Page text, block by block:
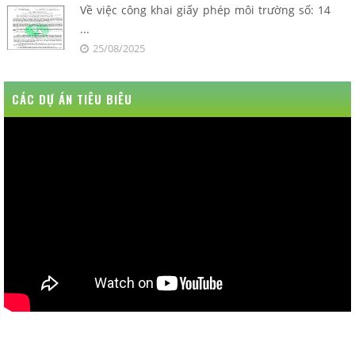
Về việc công khai giấy phép môi trường số: 14
...
25/08/2025
CÁC DỰ ÁN TIÊU BIÊU